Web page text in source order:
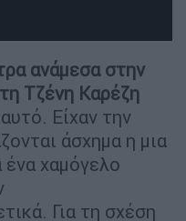
ανάμεσα στην
Τζένη Καρέζη
Είχαν την
άσχημα η μια
ένα χαμόγελο
Για τη σχέση